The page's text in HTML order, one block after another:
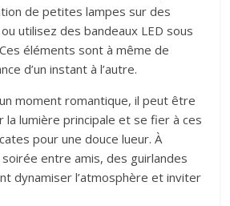
de petites lampes sur des
utilisez des bandeaux LED sous
éléments sont à même de
d’un instant à l’autre.
moment romantique, il peut être
la lumière principale et se fier à ces
pour une douce lueur. À
soirée entre amis, des guirlandes
dynamiser l’atmosphère et inviter